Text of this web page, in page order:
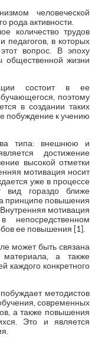
человеческой
рода активности.
количество трудов
педагогов, в которых
вопрос. В эпоху
общественной жизни
состоит в ее
поэтому
в создании таких
побуждение к учению
типа: внешнюю и
достижение
высокой отметки
мотивация носит
уже в процессе
вид гораздо ближе
принципе повышения
мотивация
непосредственном
ее повышения [1].
может быть связана
а также
каждого конкретного
методистов
современных
а также повышения
Это и является